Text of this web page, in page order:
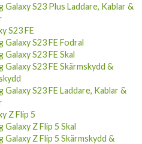
Galaxy S23 Plus Laddare, Kablar &
S23 FE
Galaxy S23 FE Fodral
Galaxy S23 FE Skal
Galaxy S23 FE Skärmskydd &
Galaxy S23 FE Laddare, Kablar &
Z Flip 5
Galaxy Z Flip 5 Skal
Galaxy Z Flip 5 Skärmskydd &